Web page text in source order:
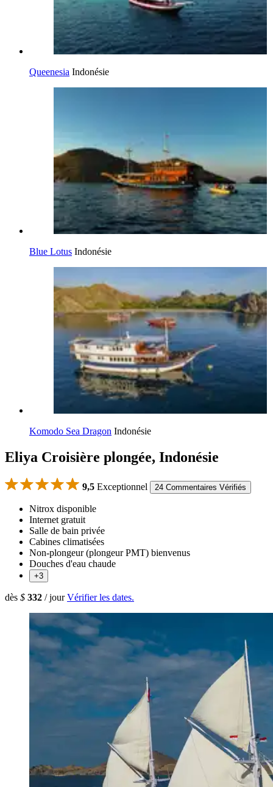
Queenesia Indonésie
Blue Lotus Indonésie
Komodo Sea Dragon Indonésie
Eliya Croisière plongée, Indonésie
9,5 Exceptionnel 24 Commentaires Vérifiés
Nitrox disponible
Internet gratuit
Salle de bain privée
Cabines climatisées
Non-plongeur (plongeur PMT) bienvenus
Douches d'eau chaude
+3
dès $ 332 / jour Vérifier les dates.